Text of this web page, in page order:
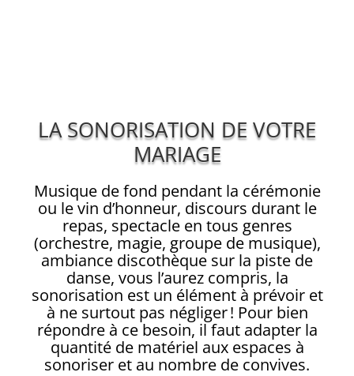
LA SONORISATION DE VOTRE
MARIAGE
Musique de fond pendant la cérémonie
ou le vin d’honneur, discours durant le
repas, spectacle en tous genres
(orchestre, magie, groupe de musique),
ambiance discothèque sur la piste de
danse, vous l’aurez compris, la
sonorisation est un élément à prévoir et
à ne surtout pas négliger ! Pour bien
répondre à ce besoin, il faut adapter la
quantité de matériel aux espaces à
sonoriser et au nombre de convives.